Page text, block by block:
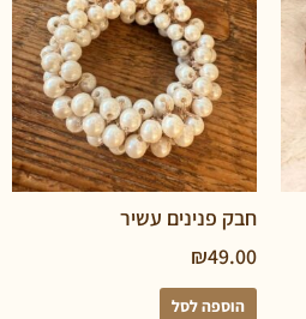
חבק פנינים עשיר
₪
הוספה לסל